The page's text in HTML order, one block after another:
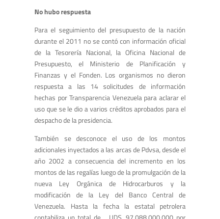
No hubo respuesta
Para el seguimiento del presupuesto de la nación
durante el 2011 no se contó con información oficial
de la Tesorería Nacional, la Oficina Nacional de
Presupuesto, el Ministerio de Planificación y
Finanzas y el Fonden. Los organismos no dieron
respuesta a las 14 solicitudes de información
hechas por Transparencia Venezuela para aclarar el
uso que se le dio a varios créditos aprobados para el
despacho de la presidencia.
También se desconoce el uso de los montos
adicionales inyectados a las arcas de Pdvsa, desde el
año 2002 a consecuencia del incremento en los
montos de las regalías luego de la promulgación de la
nueva Ley Orgánica de Hidrocarburos y la
modificación de la Ley del Banco Central de
Venezuela. Hasta la fecha la estatal petrolera